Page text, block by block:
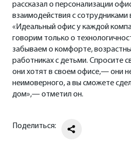
рассказал о персонализации
взаимодействия с сотрудниками
«Идеальный офис у каждой
говорим только о
забываем о комфорте,
работниках с детьми. Спросите
они хотят в своем офисе,— они
неимоверного, а вы сможете
дом»,— отметил он.
Поделиться: